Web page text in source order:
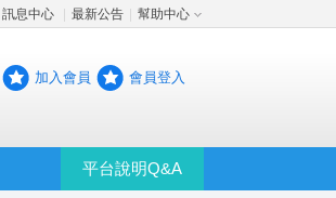
訊息中心 最新公告 幫助中心
加入會員 會員登入
平台說明Q&A